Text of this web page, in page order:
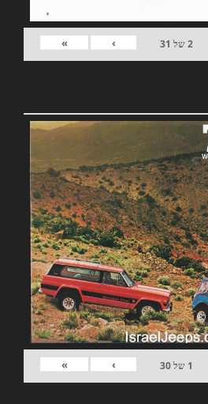
2של 31
›
»
1 של30
›
»